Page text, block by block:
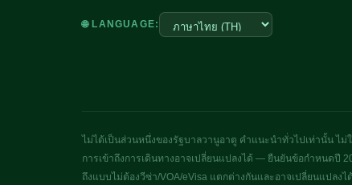
🌐 LANGUAGE:
ไม่ได้เป็นส่วนหนึ่งของรัฐบาลวานูอาตู คำแนะนำทั่วไปเท่านั้น ไ
การเข้าถึงการเดินทางอาจเปลี่ยนแปลงได้ — ยืนยันข้อกำหนดปี
ถึงแบบไม่ต้องวีซ่า/VOA/eVisa แตกต่างกันและอาจเปลี่ยนแปลงไ